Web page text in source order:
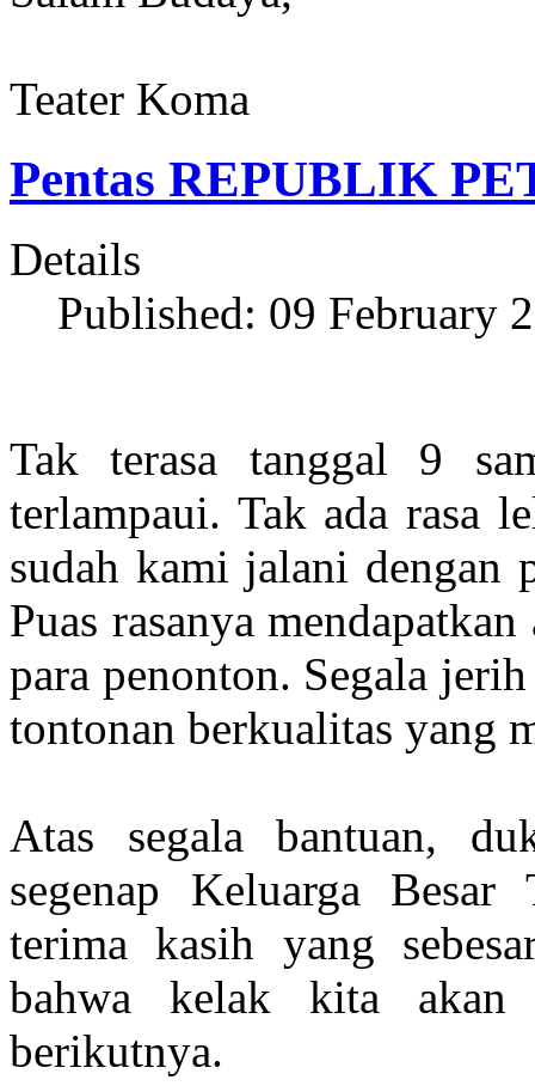
Teater Koma
Pentas REPUBLIK
Details
Published: 09 February
Tak terasa tanggal 9
terlampaui. Tak ada rasa
sudah kami jalani dengan
Puas rasanya
para penonton. Segala
tontonan berkualitas yang
Atas segala bantuan,
segenap Keluarga
terima kasih yang
bahwa kelak kita akan
berikutnya.